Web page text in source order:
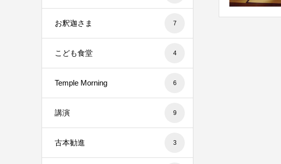
お釈迦さま 7
こども食堂 4
Temple Morning 6
講演 9
古本勧進 3